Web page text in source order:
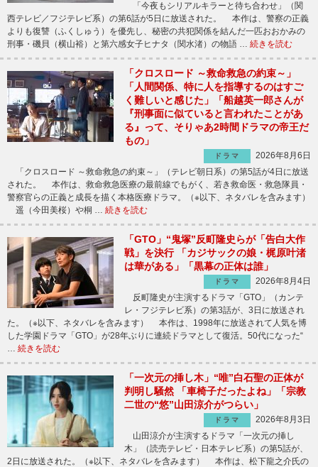
「今夜もシリアルキラーと待ち合わせ」（関
西テレビ／フジテレビ系）の第6話が5日に放送された。 本作は、警察の正義
よりも復讐（ふくしゅう）を優先し、秘密の共犯関係を結んだ一匹おおかみの
刑事・磯貝（横山裕）と第六感女子ヒナタ（関水渚）の物語 … 続きを読む
「クロスロード ～救命救急の約束～」
「人間関係、特に人を指導するのはすご
く難しいと感じた」「船越英一郎さんが
『刑事面に似ていると言われたことがあ
る』って、そりゃあ2時間ドラマの帝王だ
もの」
ドラマ
2026年8月6日
「クロスロード ～救命救急の約束～」（テレビ朝日系）の第5話が4日に放送
された。 本作は、救命救急医療の最前線でもがく、若き救命医・救急隊員・
警察官らの正義と成長を描く本格医療ドラマ。（※以下、ネタバレを含みます）
遥（今田美桜）や桐 … 続きを読む
「GTO」“鬼塚”反町隆史らが「告白大作
戦」を決行 「カジサックの娘・梶原叶渚
は華がある」「黒幕の正体は誰」
ドラマ
2026年8月4日
反町隆史が主演するドラマ「GTO」（カンテ
レ・フジテレビ系）の第3話が、3日に放送され
た。（※以下、ネタバレを含みます） 本作は、1998年に放送されて人気を博
した学園ドラマ「GTO」が28年ぶりに連続ドラマとして復活。50代になった“
… 続きを読む
「一次元の挿し木」“唯”白石聖の正体が
判明し騒然 「車椅子だったよね」「宗教
二世の“悠”山田涼介がつらい」
ドラマ
2026年8月3日
山田涼介が主演するドラマ「一次元の挿し
木」（読売テレビ・日本テレビ系）の第5話が、
2日に放送された。（※以下、ネタバレを含みます） 本作は、松下龍之介氏の